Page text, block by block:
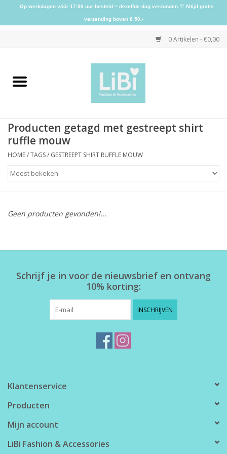
0 Artikelen - €0,00
Home
Kleding
Accessoires
Home deco
SALE
Producten getagd met gestreept shirt
ruffle mouw
HOME/TAGS/ GESTREEPT SHIRT RUFFLE MOUW
Geen producten gevonden!...
Schrijf je in voor de nieuwsbrief en ontvang
10% korting:
INSCHRIJVEN
Klantenservice
Producten
Mijn account
LiBi Fashion & Accessories
Op werkdagen vóór 17:00 uur besteld = dezelfde dag verzonden ♡ Altijd gratis
verzending boven € 50,-